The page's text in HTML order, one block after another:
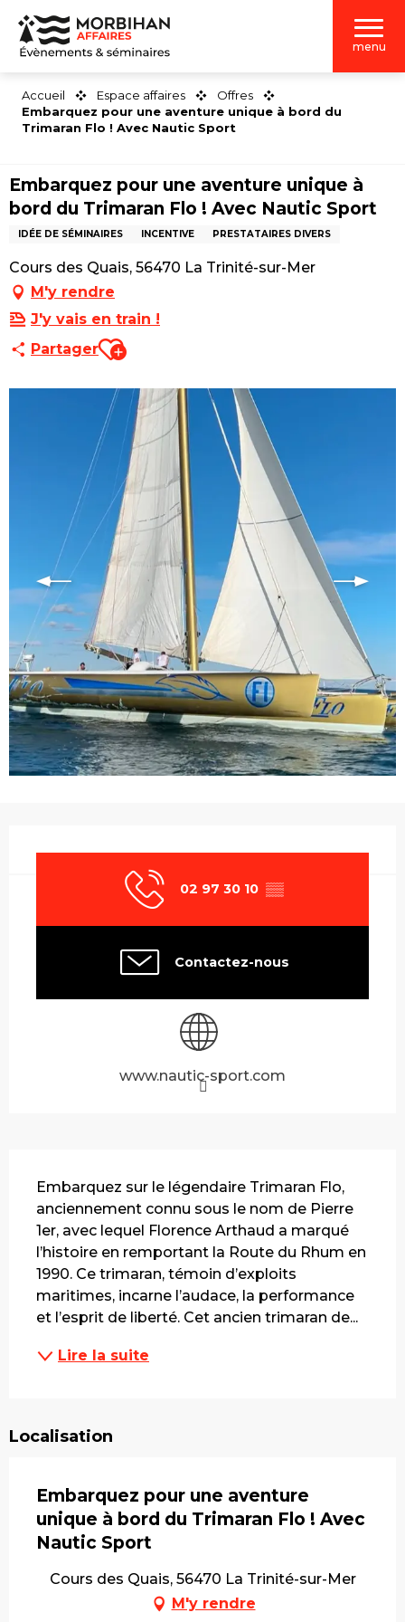
Aller
contenu
menu
Accueil Espace affaires
Offres
Embarquez pour une aventure unique à bord du
Trimaran Flo ! Avec Nautic Sport
Embarquez pour une aventure unique à
bord du Trimaran Flo ! Avec Nautic Sport
IDÉE DE SÉMINAIRES INCENTIVE PRESTATAIRES DIVERS
Cours des Quais, 56470 La Trinité-sur-Mer
M'y rendre
J'y vais en train !
PartagerAjouter aux favoris
02 97 30 10 ▒▒
Contactez-nous
www.nautic-sport.com
Embarquez sur le légendaire Trimaran Flo,
anciennement connu sous le nom de Pierre
1er, avec lequel Florence Arthaud a marqué
l’histoire en remportant la Route du Rhum en
1990. Ce trimaran, témoin d’exploits
maritimes, incarne l’audace, la performance
et l’esprit de liberté. Cet ancien trimaran de...
Lire la suite
Localisation
Embarquez pour une aventure
unique à bord du Trimaran Flo ! Avec
Nautic Sport
Cours des Quais, 56470 La Trinité-sur-Mer
M'y rendre